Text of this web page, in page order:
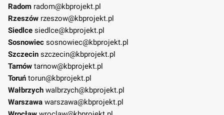
Radom radom@kbprojekt.pl
Rzeszów rzeszow@kbprojekt.pl
Siedlce siedlce@kbprojekt.pl
Sosnowiec sosnowiec@kbprojekt.pl
Szczecin szczecin@kbprojekt.pl
Tarnów tarnow@kbprojekt.pl
Toruń torun@kbprojekt.pl
Wałbrzych walbrzych@kbprojekt.pl
Warszawa warszawa@kbprojekt.pl